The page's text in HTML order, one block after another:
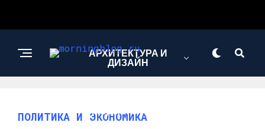
АРХИТЕКТУРА И
ДИЗАЙН
МОДА И СТИЛЬ
ПОЛИТИКА И ЭКОНОМИКА